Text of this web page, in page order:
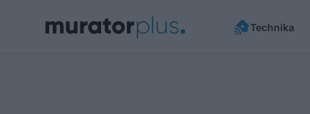
Technika